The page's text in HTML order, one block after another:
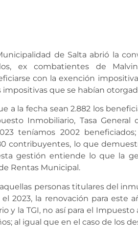
de Salta abrió la
ex combatientes de
con la exención
impositivas que se habían
a la fecha sean 2.882 los
Inmobiliario, Tasa
teníamos 2002
contribuyentes, lo que
gestión entiende lo que la
de Rentas Municipal.
personas titulares del
2023, la renovación para este
y la TGI, no así para el
al igual que en el caso de los